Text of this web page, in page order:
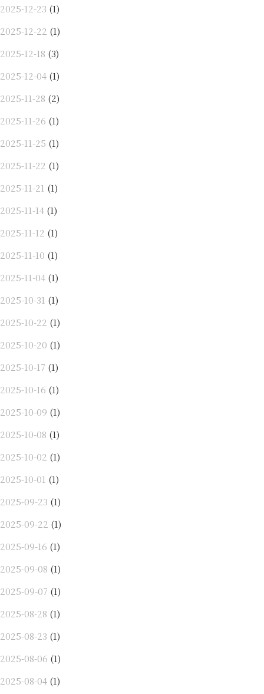
2025-12-23 (1)
2025-12-22 (1)
2025-12-18 (3)
2025-12-04 (1)
2025-11-28 (2)
2025-11-26 (1)
2025-11-25 (1)
2025-11-22 (1)
2025-11-21 (1)
2025-11-14 (1)
2025-11-12 (1)
2025-11-10 (1)
2025-11-04 (1)
2025-10-31 (1)
2025-10-22 (1)
2025-10-20 (1)
2025-10-17 (1)
2025-10-16 (1)
2025-10-09 (1)
2025-10-08 (1)
2025-10-02 (1)
2025-10-01 (1)
2025-09-23 (1)
2025-09-22 (1)
2025-09-16 (1)
2025-09-08 (1)
2025-09-07 (1)
2025-08-28 (1)
2025-08-23 (1)
2025-08-06 (1)
2025-08-04 (1)